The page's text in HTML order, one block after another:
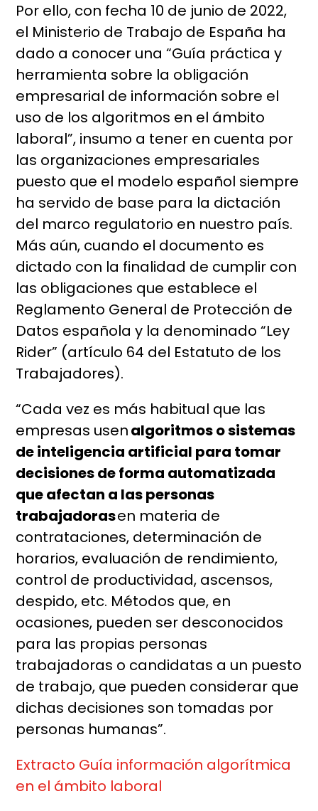
Por ello, con fecha 10 de junio de 2022,
el Ministerio de Trabajo de España ha
dado a conocer una “Guía práctica y
herramienta sobre la obligación
empresarial de información sobre el
uso de los algoritmos en el ámbito
laboral”, insumo a tener en cuenta por
las organizaciones empresariales
puesto que el modelo español siempre
ha servido de base para la dictación
del marco regulatorio en nuestro país.
Más aún, cuando el documento es
dictado con la finalidad de cumplir con
las obligaciones que establece el
Reglamento General de Protección de
Datos española y la denominado “Ley
Rider” (artículo 64 del Estatuto de los
Trabajadores).
“Cada vez es más habitual que las
empresas usenalgoritmos o sistemas
de inteligencia artificial para tomar
decisiones de forma automatizada
que afectan a las personas
trabajadorasen materia de
contrataciones, determinación de
horarios, evaluación de rendimiento,
control de productividad, ascensos,
despido, etc. Métodos que, en
ocasiones, pueden ser desconocidos
para las propias personas
trabajadoras o candidatas a un puesto
de trabajo, que pueden considerar que
dichas decisiones son tomadas por
personas humanas”.
Extracto Guía información algorítmica
en el ámbito laboral